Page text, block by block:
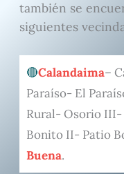
también se
siguientes
Calandaima–
Paraíso- El
Rural- Osorio III-
Bonito II- Patio
Buena.